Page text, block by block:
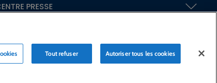
PRESSE
Tout refuser Autoriser tous les cookies